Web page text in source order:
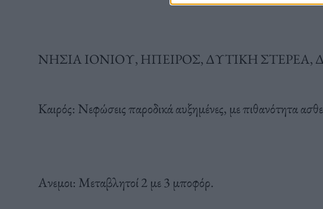
ΝΗΣΙΑ ΙΟΝΙΟΥ, ΗΠΕΙΡΟΣ, ΔΥΤΙΚΗ
Καιρός: Νεφώσεις παροδικά αυξημένες, με πιθανότητα
Ανεμοι: Μεταβλητοί 2 με 3 μποφόρ.